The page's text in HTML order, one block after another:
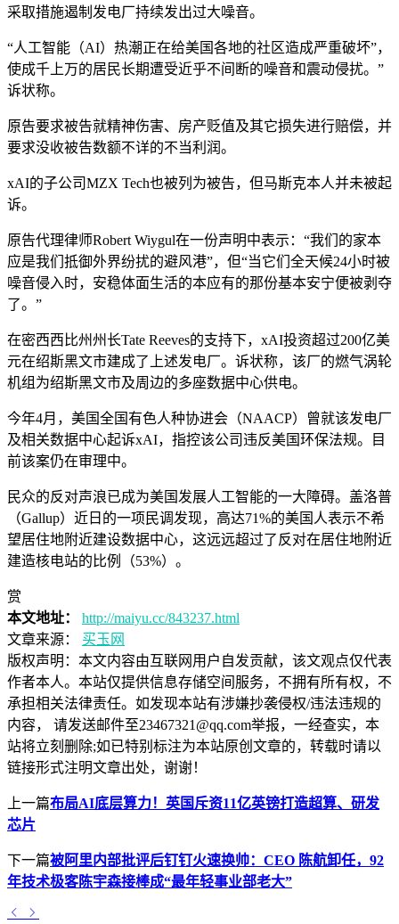
采取措施遏制发电厂持续发出过大噪音。
“人工智能（AI）热潮正在给美国各地的社区造成严重破坏”，
使成千上万的居民长期遭受近乎不间断的噪音和震动侵扰。”
诉状称。
原告要求被告就精神伤害、房产贬值及其它损失进行赔偿，并
要求没收被告数额不详的不当利润。
xAI的子公司MZX Tech也被列为被告，但马斯克本人并未被起
诉。
原告代理律师Robert Wiygul在一份声明中表示：“我们的家本
应是我们抵御外界纷扰的避风港”，但“当它们全天候24小时被
噪音侵入时，安稳体面生活的本应有的那份基本安宁便被剥夺
了。”
在密西西比州州长Tate Reeves的支持下，xAI投资超过200亿美
元在绍斯黑文市建成了上述发电厂。诉状称，该厂的燃气涡轮
机组为绍斯黑文市及周边的多座数据中心供电。
今年4月，美国全国有色人种协进会（NAACP）曾就该发电厂
及相关数据中心起诉xAI，指控该公司违反美国环保法规。目
前该案仍在审理中。
民众的反对声浪已成为美国发展人工智能的一大障碍。盖洛普
（Gallup）近日的一项民调发现，高达71%的美国人表示不希
望居住地附近建设数据中心，这远远超过了反对在居住地附近
建造核电站的比例（53%）。
赏
本文地址：
http://maiyu.cc/843237.html
文章来源：
买玉网
版权声明： 本文内容由互联网用户自发贡献，该文观点仅代表
作者本人。本站仅提供信息存储空间服务，不拥有所有权，不
承担相关法律责任。如发现本站有涉嫌抄袭侵权/违法违规的
内容， 请发送邮件至23467321@qq.com举报，一经查实，本
站将立刻删除;如已特别标注为本站原创文章的，转载时请以
链接形式注明文章出处，谢谢！
上一篇布局AI底层算力！英国斥资11亿英镑打造超算、研发
芯片
下一篇被阿里内部批评后钉钉火速换帅：CEO 陈航卸任，92
年技术极客陈宇森接棒成“最年轻事业部老大”